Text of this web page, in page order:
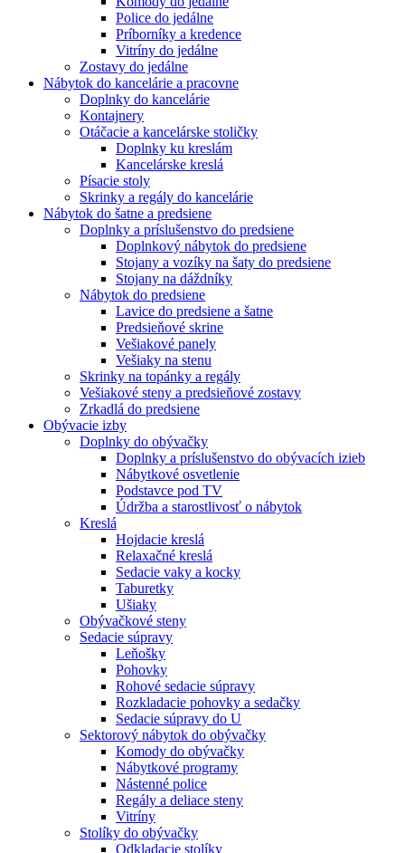
Police do jedálne
Príborníky a kredence
Vitríny do jedálne
Zostavy do jedálne
Nábytok do kancelárie a pracovne
Doplnky do kancelárie
Kontajnery
Otáčacie a kancelárske stoličky
Doplnky ku kreslám
Kancelárske kreslá
Písacie stoly
Skrinky a regály do kancelárie
Nábytok do šatne a predsiene
Doplnky a príslušenstvo do predsiene
Doplnkový nábytok do predsiene
Stojany a vozíky na šaty do predsiene
Stojany na dáždníky
Nábytok do predsiene
Lavice do predsiene a šatne
Predsieňové skrine
Vešiakové panely
Vešiaky na stenu
Skrinky na topánky a regály
Vešiakové steny a predsieňové zostavy
Zrkadlá do predsiene
Obývacie izby
Doplnky do obývačky
Doplnky a príslušenstvo do obývacích izieb
Nábytkové osvetlenie
Podstavce pod TV
Údržba a starostlivosť o nábytok
Kreslá
Hojdacie kreslá
Relaxačné kreslá
Sedacie vaky a kocky
Taburetky
Ušiaky
Obývačkové steny
Sedacie súpravy
Leňošky
Pohovky
Rohové sedacie súpravy
Rozkladacie pohovky a sedačky
Sedacie súpravy do U
Sektorový nábytok do obývačky
Komody do obývačky
Nábytkové programy
Nástenné police
Regály a deliace steny
Vitríny
Stolíky do obývačky
Odkladacie stolíky